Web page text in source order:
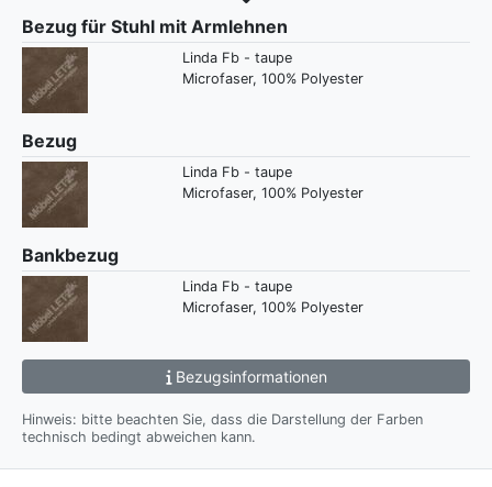
Bezug für Stuhl mit Armlehnen
Linda Fb - taupe
Microfaser, 100% Polyester
Bezug
Linda Fb - taupe
Microfaser, 100% Polyester
Bankbezug
Linda Fb - taupe
Microfaser, 100% Polyester
Bezugsinformationen
Hinweis: bitte beachten Sie, dass die Darstellung der Farben
technisch bedingt abweichen kann.